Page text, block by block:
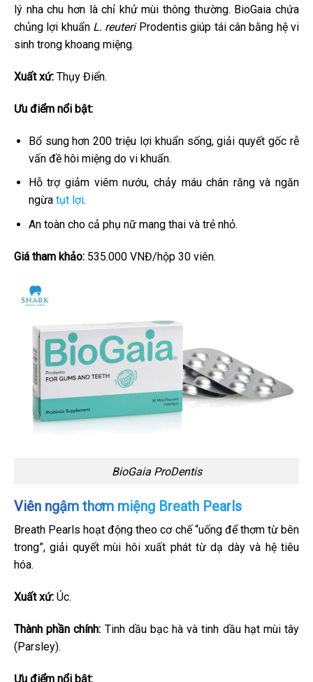
lý nha chu hơn là chỉ khử mùi thông thường. BioGaia chứa
chủng lợi khuẩn L. reuteriProdentis giúp tái cân bằng hệ vi
sinh trong khoang miệng.
Xuất xứ: Thụy Điển.
Ưu điểm nổi bật:
Bổ sung hơn 200 triệu lợi khuẩn sống, giải quyết gốc rễ
vấn đề hôi miệng do vi khuẩn.
Hỗ trợ giảm viêm nướu, chảy máu chân răng và ngăn
ngừa tụt lợi.
An toàn cho cả phụ nữ mang thai và trẻ nhỏ.
Giá tham khảo: 535.000 VNĐ/hộp 30 viên.
BioGaia ProDentis
Viên ngậm thơm miệng Breath Pearls
Breath Pearls hoạt động theo cơ chế “uống để thơm từ bên
trong”, giải quyết mùi hôi xuất phát từ dạ dày và hệ tiêu
hóa.
Xuất xứ: Úc.
Thành phần chính: Tinh dầu bạc hà và tinh dầu hạt mùi tây
(Parsley).
Ưu điểm nổi bật: